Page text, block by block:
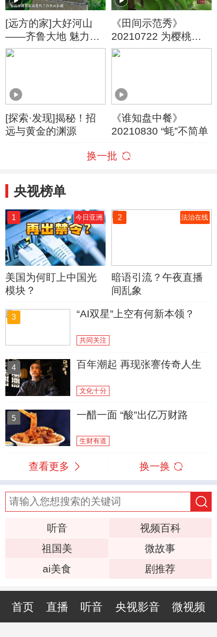
[远方的家]大好河山
——齐鲁大地 魅力海
岸 一山一海岸 和美宜
《田间示范秀》
20210722 为樱桃保
驾护航
[探索·发现]揭秘！招
远与黄金的渊源
《谁知盘中餐》
20210830 “蚝”不简单
换一批
央视榜单
1 今日亚洲
美国为何盯上中国光
模块？
2 法治在线
暗语引流？午夜直播
间乱象
3 “AI双星”上空有何新本领？
共同关注
4 百年潮起 再现张謇传奇人生
文化十分
5 一醋一面 “酸”出亿万财路
生财有道
查看更多 换一换
听音
视频百科
祖国美
微故事
ai美食
剧推荐
首页 直播 听音 央视影音 微视频